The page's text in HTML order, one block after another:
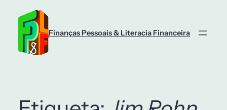
conteúdo
Finanças Pessoais & Literacia Financeira